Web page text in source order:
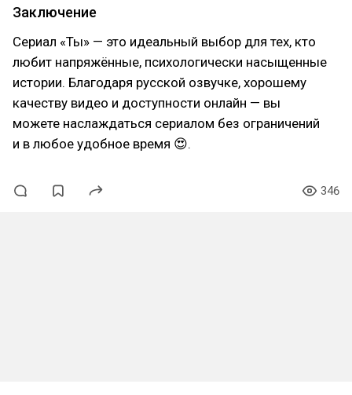
Заключение
Сериал «Ты» — это идеальный выбор для тех, кто
любит напряжённые, психологически насыщенные
истории. Благодаря русской озвучке, хорошему
качеству видео и доступности онлайн — вы
можете наслаждаться сериалом без ограничений
и в любое удобное время 😍.
346